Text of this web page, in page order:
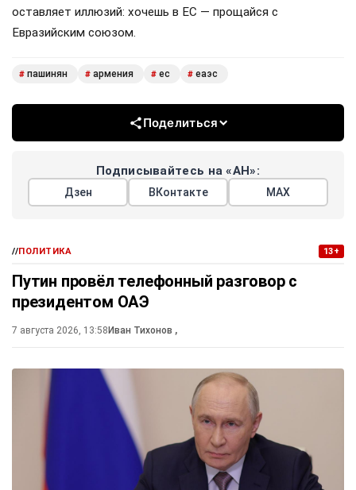
оставляет иллюзий: хочешь в ЕС — прощайся с
Евразийским союзом.
# пашинян # армения # ес # еаэс
Поделиться
Подписывайтесь на «АН»:
Дзен ВКонтакте МАХ
//ПОЛИТИКА 13+
Путин провёл телефонный разговор с
президентом ОАЭ
7 августа 2026, 13:58 Иван Тихонов ,